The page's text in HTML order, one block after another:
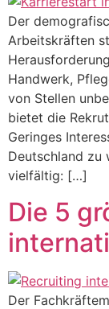
Der
Arbeitskräften
Handwerk,
von Stellen
bietet die
Geringes
Deutschland zu
vielfältig: […]
Die 5
Der